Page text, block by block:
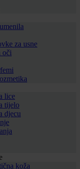
za usne
oči
lice
tijelo
djecu
koža